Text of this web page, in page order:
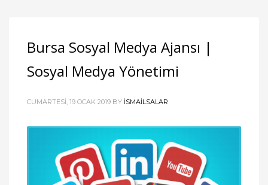
Bursa Sosyal Medya Ajansı‎ |
Sosyal Medya Yönetimi
CUMARTESI, 19 OCAK 2019 BY ISMAILSALAR